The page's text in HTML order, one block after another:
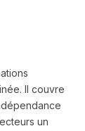
Il couvre
un